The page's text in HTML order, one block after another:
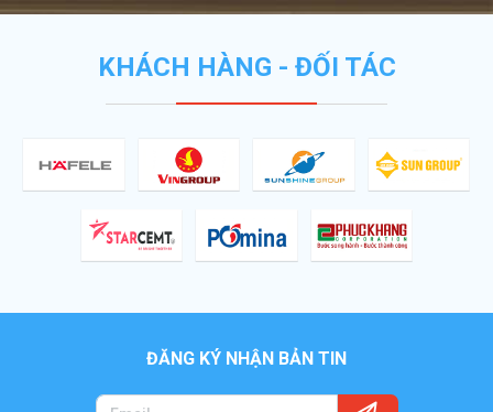
KHÁCH HÀNG - ĐỐI TÁC
ĐĂNG KÝ NHẬN BẢN TIN